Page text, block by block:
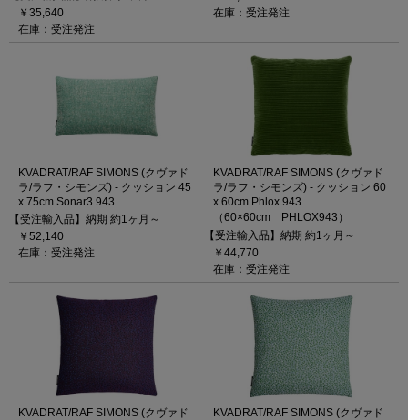
￥35,640
在庫：受注発注
在庫：受注発注
KVADRAT/RAF SIMONS (クヴァド
ラ/ラフ・シモンズ) - クッション 45
x 75cm Sonar3 943
【受注輸入品】納期 約1ヶ月～
￥52,140
在庫：受注発注
KVADRAT/RAF SIMONS (クヴァド
ラ/ラフ・シモンズ) - クッション 60
x 60cm Phlox 943
（60×60cm PHLOX943）
【受注輸入品】納期 約1ヶ月～
￥44,770
在庫：受注発注
KVADRAT/RAF SIMONS (クヴァド
KVADRAT/RAF SIMONS (クヴァド